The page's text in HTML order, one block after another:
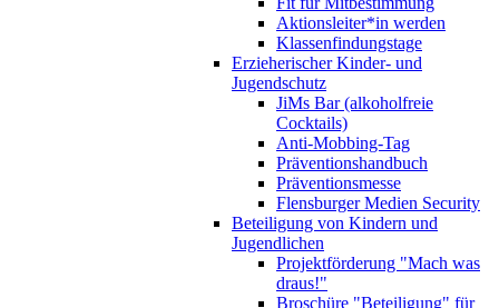
Aktionsleiter*in werden
Klassenfindungstage
Erzieherischer Kinder- und
Jugendschutz
JiMs Bar (alkoholfreie
Cocktails)
Anti-Mobbing-Tag
Präventionshandbuch
Präventionsmesse
Flensburger Medien Security
Beteiligung von Kindern und
Jugendlichen
Projektförderung "Mach was
draus!"
Broschüre "Beteiligung" für